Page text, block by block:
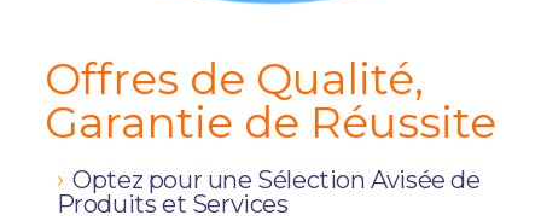
Offres de Qualité,
Garantie de Réussite
Optez pour une Sélection Avisée de
Produits et Services